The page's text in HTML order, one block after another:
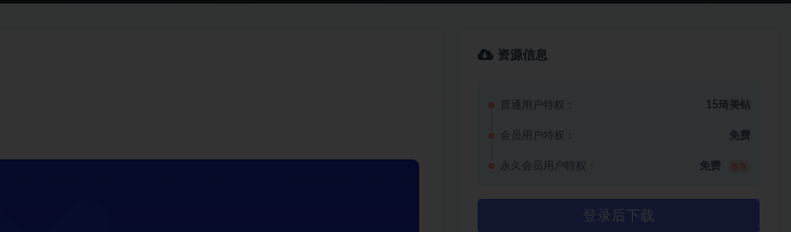
资源信息
普通用户特权： 15琦美钻
会员用户特权： 免费
永久会员用户特权： 免费
登录后下载